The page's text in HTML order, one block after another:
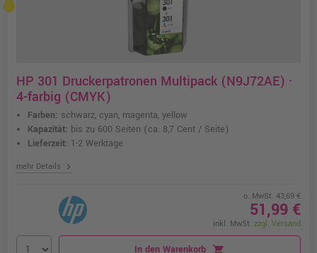
HP 301 Druckerpatronen Multipack (N9J72AE) ·
4-farbig (CMYK)
Farben: schwarz, cyan, magenta, yellow
Kapazität: bis zu 600 Seiten (ca. 8,7 Cent / Seite)
Lieferzeit: 1-2 Werktage
mehr Details chevron_right
o. MwSt. 43,69 €
51,99 €
inkl. MwSt. zzgl. Versand
In den Warenkorb shopping_cart